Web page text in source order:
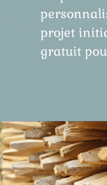
projet
gratuit